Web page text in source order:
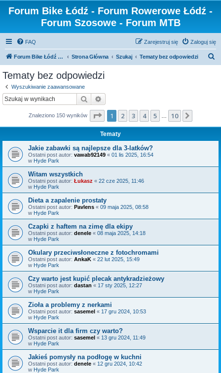
Forum Bike Łódź - Forum Rowerowe Łódź -
Forum Szosowe - Forum MTB
FAQ Zaloguj się
Zarejestruj się
Forum Bike Łódź - Forum Rowerowe Łódź - Forum Szosowe - Forum MTB Strona Główna Szukaj Tematy bez odpowiedzi
Tematy bez odpowiedzi
Wyszukiwanie zaawansowane
Szukaj
Znaleziono 150 wyników Strona z10
1 2 3 4 5 10
Tematy
Jakie zabawki są najlepsze dla 3-latków?
Ostatni post autor: vawab92149 « 01 lis 2025, 16:54
w Hyde Park
Witam wszystkich
Ostatni post autor: Łukasz « 22 cze 2025, 11:46
w Hyde Park
Dieta a zapalenie prostaty
Ostatni post autor: Pavlens « 09 maja 2025, 08:58
w Hyde Park
Czapki z haftem na zimę dla ekipy
Ostatni post autor: denele « 08 maja 2025, 14:18
w Hyde Park
Okulary przeciwsłoneczne z fotochromami
Ostatni post autor: AnkaK « 22 lut 2025, 15:49
w Hyde Park
Czy warto jest kupić plecak antykradzieżowy
Ostatni post autor: dastan « 17 sty 2025, 12:27
w Hyde Park
Zioła a problemy z nerkami
Ostatni post autor: sasemel « 17 gru 2024, 10:53
w Hyde Park
Wsparcie it dla firm czy warto?
Ostatni post autor: sasemel « 13 gru 2024, 11:49
w Hyde Park
Jakieś pomysły na podłogę w kuchni
Ostatni post autor: denele « 12 gru 2024, 10:42
w Hyde Park